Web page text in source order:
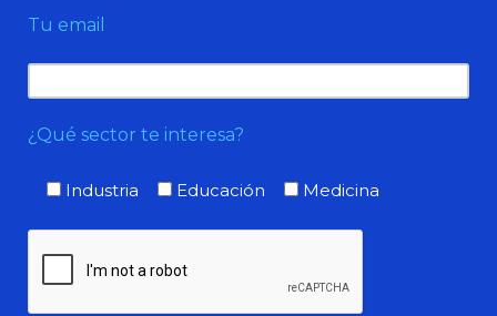
Tu email
¿Qué sector te interesa?
Industria Educación Medicina